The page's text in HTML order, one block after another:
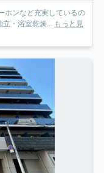
ホンなど充実しているの
・浴室乾燥...
もっと見